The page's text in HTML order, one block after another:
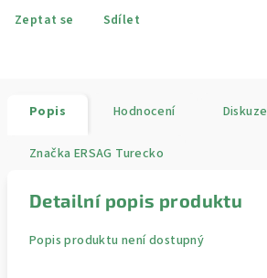
Zeptat se Sdílet
Popis Hodnocení Diskuze
Značka ERSAG Turecko
Detailní popis produktu
Popis produktu není dostupný